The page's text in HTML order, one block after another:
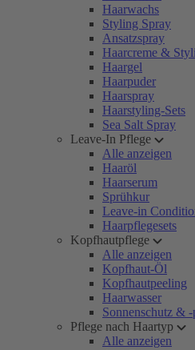
Haarwachs
Styling Spray
Ansatzspray
Haarcreme &
Haargel
Haarpuder
Haarspray
Haarstyling-Sets
Sea Salt Spray
Leave-In Pflege
Alle anzeigen
Haaröl
Haarserum
Sprühkur
Leave-in
Haarpflegesets
Kopfhautpflege
Alle anzeigen
Kopfhaut-Öl
Kopfhautpeeling
Haarwasser
Sonnenschutz &
Pflege nach Haartyp
Alle anzeigen